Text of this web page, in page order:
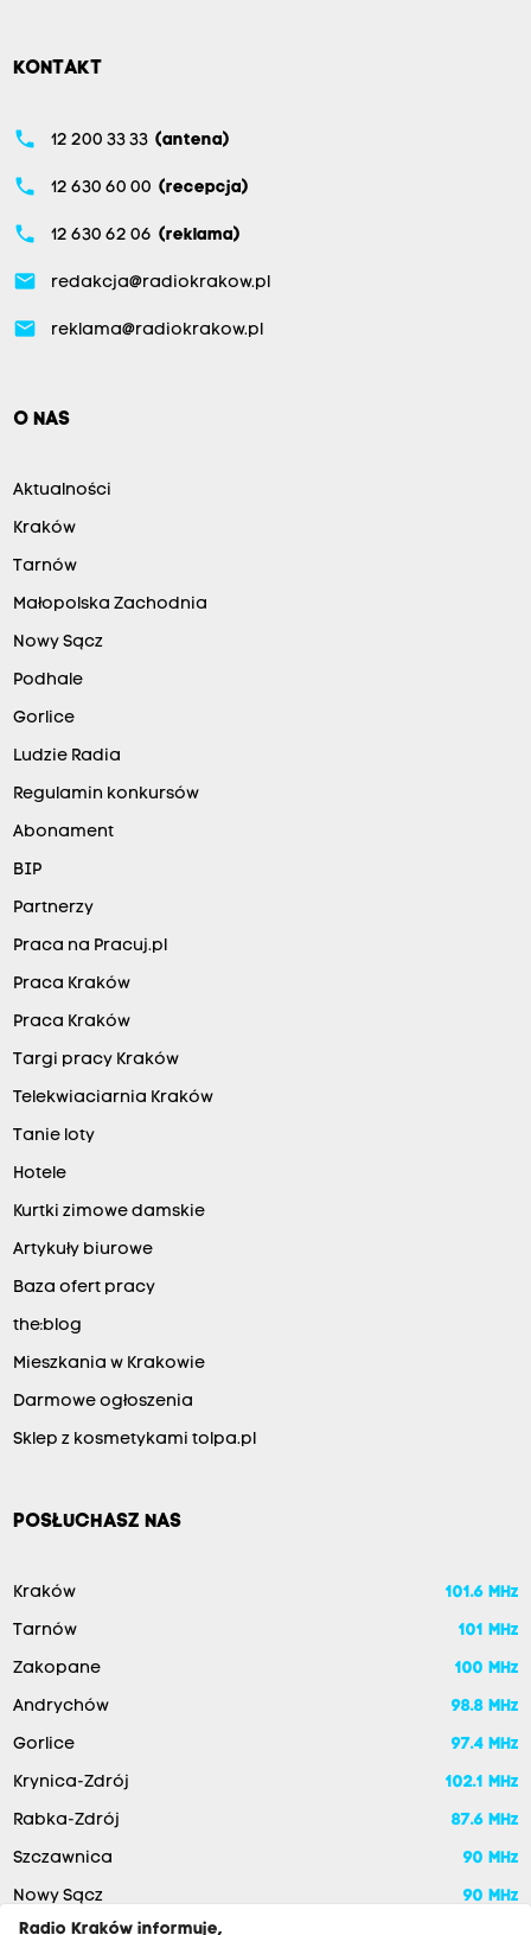
KONTAKT
phone 12 200 33 33 (antena)
phone 12 630 60 00 (recepcja)
phone 12 630 62 06 (reklama)
email redakcja@radiokrakow.pl
email reklama@radiokrakow.pl
O NAS
Aktualności
Kraków
Tarnów
Małopolska Zachodnia
Nowy Sącz
Podhale
Gorlice
Ludzie Radia
Regulamin konkursów
Abonament
BIP
Partnerzy
Praca na Pracuj.pl
Praca Kraków
Praca Kraków
Targi pracy Kraków
Telekwiaciarnia Kraków
Tanie loty
Hotele
Kurtki zimowe damskie
Artykuły biurowe
Baza ofert pracy
the:blog
Mieszkania w Krakowie
Darmowe ogłoszenia
Sklep z kosmetykami tolpa.pl
POSŁUCHASZ NAS
Kraków 101.6 MHz
Tarnów 101 MHz
Zakopane 100 MHz
Andrychów 98.8 MHz
Gorlice 97.4 MHz
Krynica-Zdrój 102.1 MHz
Rabka-Zdrój 87.6 MHz
Szczawnica 90 MHz
Nowy Sącz
90 MHz
Radio Kraków informuje,